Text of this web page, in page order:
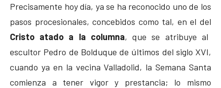
Precisamente hoy día, ya se ha reconocido uno de los
pasos procesionales, concebidos como tal, en el del
Cristo atado a la columna, que se atribuye al
escultor Pedro de Bolduque de últimos del siglo XVI,
cuando ya en la vecina Valladolid, la Semana Santa
comienza a tener vigor y prestancia; lo mismo